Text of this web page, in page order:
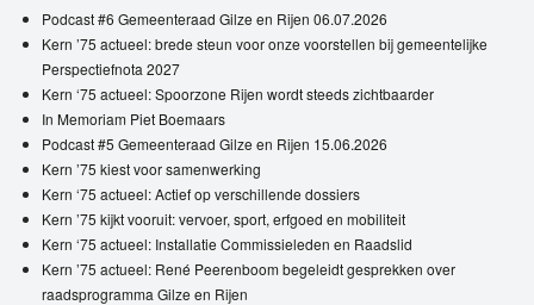
Podcast #6 Gemeenteraad Gilze en Rijen 06.07.2026
Kern ’75 actueel: brede steun voor onze voorstellen bij gemeentelijke
Perspectiefnota 2027
Kern ‘75 actueel: Spoorzone Rijen wordt steeds zichtbaarder
In Memoriam Piet Boemaars
Podcast #5 Gemeenteraad Gilze en Rijen 15.06.2026
Kern ’75 kiest voor samenwerking
Kern ‘75 actueel: Actief op verschillende dossiers
Kern ’75 kijkt vooruit: vervoer, sport, erfgoed en mobiliteit
Kern ‘75 actueel: Installatie Commissieleden en Raadslid
Kern ’75 actueel: René Peerenboom begeleidt gesprekken over
raadsprogramma Gilze en Rijen